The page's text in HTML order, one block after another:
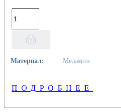
Материал: Меламин
ПОДРОБНЕЕ